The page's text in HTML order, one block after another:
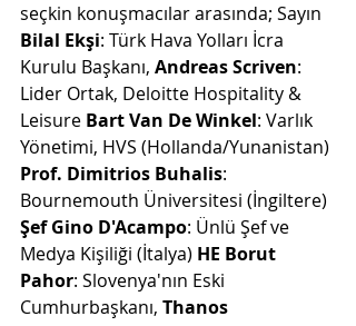
seçkin konuşmacılar arasında; Sayın
Bilal Ekşi: Türk Hava Yolları İcra
Kurulu Başkanı, Andreas Scriven:
Lider Ortak, Deloitte Hospitality &
Leisure Bart Van De Winkel: Varlık
Yönetimi, HVS (Hollanda/Yunanistan)
Prof. Dimitrios Buhalis:
Bournemouth Üniversitesi (İngiltere)
Şef Gino D'Acampo: Ünlü Şef ve
Medya Kişiliği (İtalya) HE Borut
Pahor: Slovenya'nın Eski
Cumhurbaşkanı, Thanos